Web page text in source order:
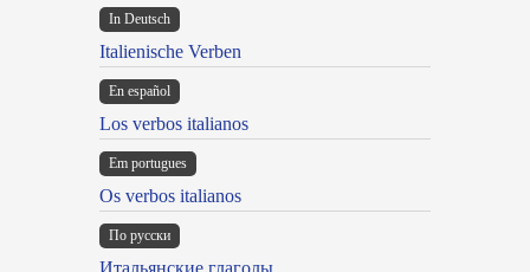
In Deutsch
Italienische Verben
En español
Los verbos italianos
Em portugues
Os verbos italianos
По русски